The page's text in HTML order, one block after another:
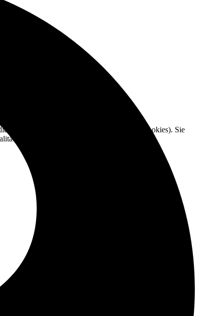
Nutzererfahrung zu verbessern (Tracking Cookies). Sie
der Seite zur Verfügung stehen.